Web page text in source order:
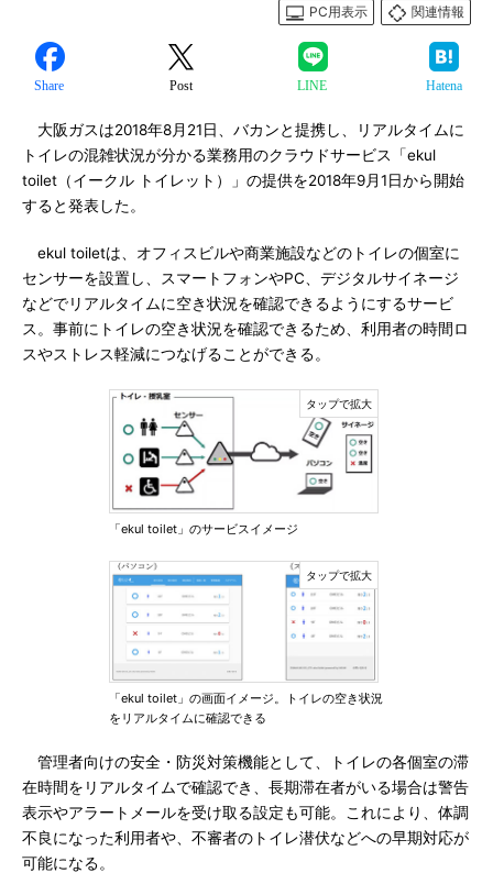
PC用表示
関連情報
Share Post LINE Hatena
大阪ガスは2018年8月21日、バカンと提携し、リアルタイムに
トイレの混雑状況が分かる業務用のクラウドサービス「ekul
toilet（イークル トイレット）」の提供を2018年9月1日から開始
すると発表した。
ekul toiletは、オフィスビルや商業施設などのトイレの個室に
センサーを設置し、スマートフォンやPC、デジタルサイネージ
などでリアルタイムに空き状況を確認できるようにするサービ
ス。事前にトイレの空き状況を確認できるため、利用者の時間ロ
スやストレス軽減につなげることができる。
「ekul toilet」のサービスイメージ
「ekul toilet」の画面イメージ。トイレの空き状況
をリアルタイムに確認できる
管理者向けの安全・防災対策機能として、トイレの各個室の滞
在時間をリアルタイムで確認でき、長期滞在者がいる場合は警告
表示やアラートメールを受け取る設定も可能。これにより、体調
不良になった利用者や、不審者のトイレ潜伏などへの早期対応が
可能になる。